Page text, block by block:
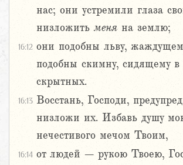
нас; они устремили глаза
низложить меня на землю;
16:12 они подобны льву,
подобны скимну, сидящему в
скрытных.
16:13 Восстань, Господи,
низложи их. Избавь душу
нечестивого мечом Твоим,
16:14 от людей – рукою Твоею,